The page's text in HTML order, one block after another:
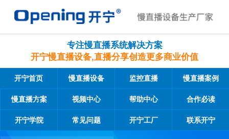
专注慢直播系统解决方案
开宁慢直播设备,直播分享创造更多商业价值
开宁首页 慢直播设备 监控直播 慢直播案例
慢直播方案 视频中心 帮助中心 合作必读
开宁学院 常见问题 开宁工厂 联系开宁